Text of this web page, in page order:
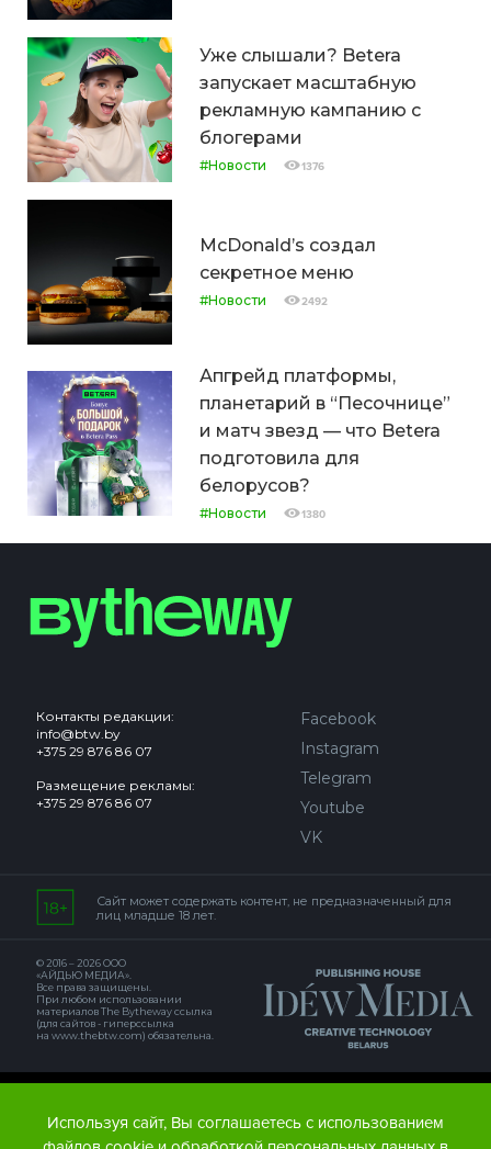
Уже слышали? Betera
запускает масштабную
рекламную кампанию с
блогерами
#Новости 1376
McDonald’s создал
секретное меню
#Новости 2492
Апгрейд платформы,
планетарий в “Песочнице”
и матч звезд — что Betera
подготовила для
белорусов?
#Новости 1380
Контакты редакции:
info@btw.by
+375 29 876 86 07
Размещение рекламы:
+375 29 876 86 07
Facebook
Instagram
Telegram
Youtube
VK
Сайт может содержать контент, не предназначенный для
лиц младше 18 лет.
© 2016 – 2026 ООО
«АЙДЬЮ МЕДИА».
Все права защищены.
При любом использовании
материалов The Bytheway ссылка
(для сайтов - гиперссылка
на www.thebtw.com) обязательна.
Используя сайт, Вы соглашаетесь с использованием